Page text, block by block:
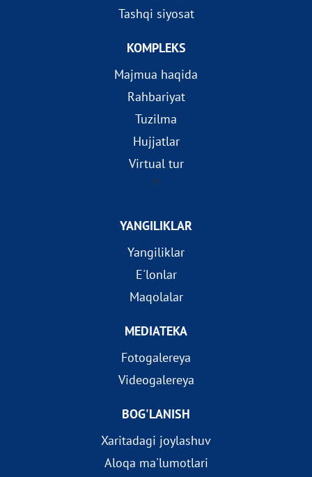
Tashqi siyosat
KOMPLEKS
Majmua haqida
Rahbariyat
Tuzilma
Hujjatlar
Virtual tur
?>
YANGILIKLAR
Yangiliklar
E'lonlar
Maqolalar
MEDIATEKA
Fotogalereya
Videogalereya
BOG'LANISH
Xaritadagi joylashuv
Aloqa ma'lumotlari